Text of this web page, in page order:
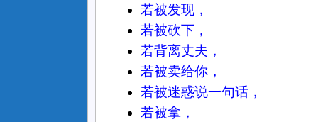
若被发现，
若被砍下，
若背离丈夫，
若被卖给你，
若被迷惑说一句话，
若被拿，